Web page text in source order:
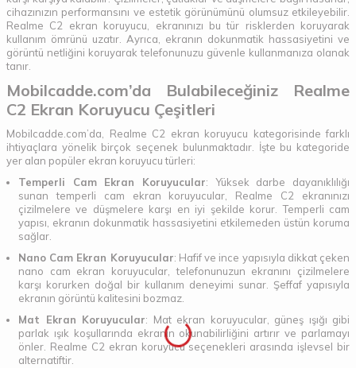
cihazınızın performansını ve estetik görünümünü olumsuz etkileyebilir.
Realme C2 ekran koruyucu, ekranınızı bu tür risklerden koruyarak
kullanım ömrünü uzatır. Ayrıca, ekranın dokunmatik hassasiyetini ve
görüntü netliğini koruyarak telefonunuzu güvenle kullanmanıza olanak
tanır.
Mobilcadde.com’da Bulabileceğiniz Realme
C2 Ekran Koruyucu Çeşitleri
Mobilcadde.com’da, Realme C2 ekran koruyucu kategorisinde farklı
ihtiyaçlara yönelik birçok seçenek bulunmaktadır. İşte bu kategoride
yer alan popüler ekran koruyucu türleri:
Temperli Cam Ekran Koruyucular: Yüksek darbe dayanıklılığı
sunan temperli cam ekran koruyucular, Realme C2 ekranınızı
çizilmelere ve düşmelere karşı en iyi şekilde korur. Temperli cam
yapısı, ekranın dokunmatik hassasiyetini etkilemeden üstün koruma
sağlar.
Nano Cam Ekran Koruyucular: Hafif ve ince yapısıyla dikkat çeken
nano cam ekran koruyucular, telefonunuzun ekranını çizilmelere
karşı korurken doğal bir kullanım deneyimi sunar. Şeffaf yapısıyla
ekranın görüntü kalitesini bozmaz.
Mat Ekran Koruyucular: Mat ekran koruyucular, güneş ışığı gibi
parlak ışık koşullarında ekranın okunabilirliğini artırır ve parlamayı
önler. Realme C2 ekran koruyucu seçenekleri arasında işlevsel bir
alternatiftir.